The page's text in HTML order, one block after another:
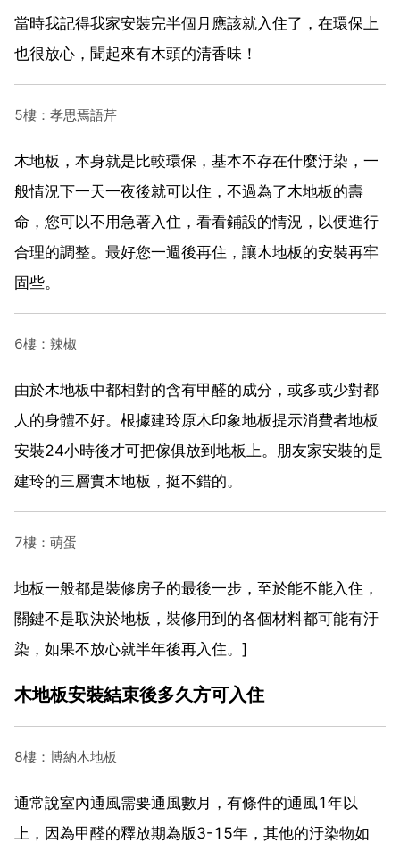
當時我記得我家安裝完半個月應該就入住了，在環保上
也很放心，聞起來有木頭的清香味！
5樓：孝思焉語芹
木地板，本身就是比較環保，基本不存在什麼汙染，一
般情況下一天一夜後就可以住，不過為了木地板的壽
命，您可以不用急著入住，看看鋪設的情況，以便進行
合理的調整。最好您一週後再住，讓木地板的安裝再牢
固些。
6樓：辣椒
由於木地板中都相對的含有甲醛的成分，或多或少對都
人的身體不好。根據建玲原木印象地板提示消費者地板
安裝24小時後才可把傢俱放到地板上。朋友家安裝的是
建玲的三層實木地板，挺不錯的。
7樓：萌蛋
地板一般都是裝修房子的最後一步，至於能不能入住，
關鍵不是取決於地板，裝修用到的各個材料都可能有汙
染，如果不放心就半年後再入住。]
木地板安裝結束後多久方可入住
8樓：博納木地板
通常說室內通風需要通風數月，有條件的通風1年以
上，因為甲醛的釋放期為版3-15年，其他的汙染物如